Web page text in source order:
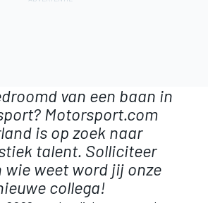
van een baan in
Motorsport.com
is op zoek naar
talent. Solliciteer
weet word jij onze
collega!